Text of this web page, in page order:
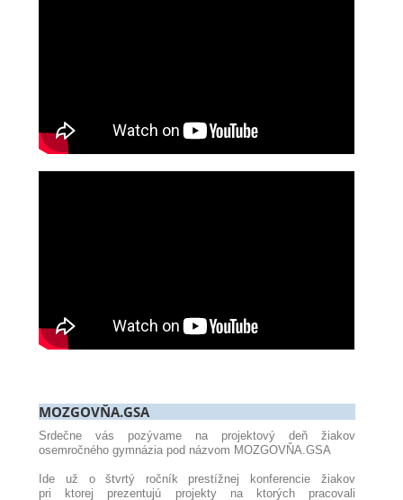
MOZGOVŇA.GSA
Srdečne vás pozývame na projektový deň žiakov
osemročného gymnázia pod názvom MOZGOVŇA.GSA
Ide už o štvrtý ročník prestížnej konferencie žiakov
pri ktorej prezentujú projekty na ktorých pracovali